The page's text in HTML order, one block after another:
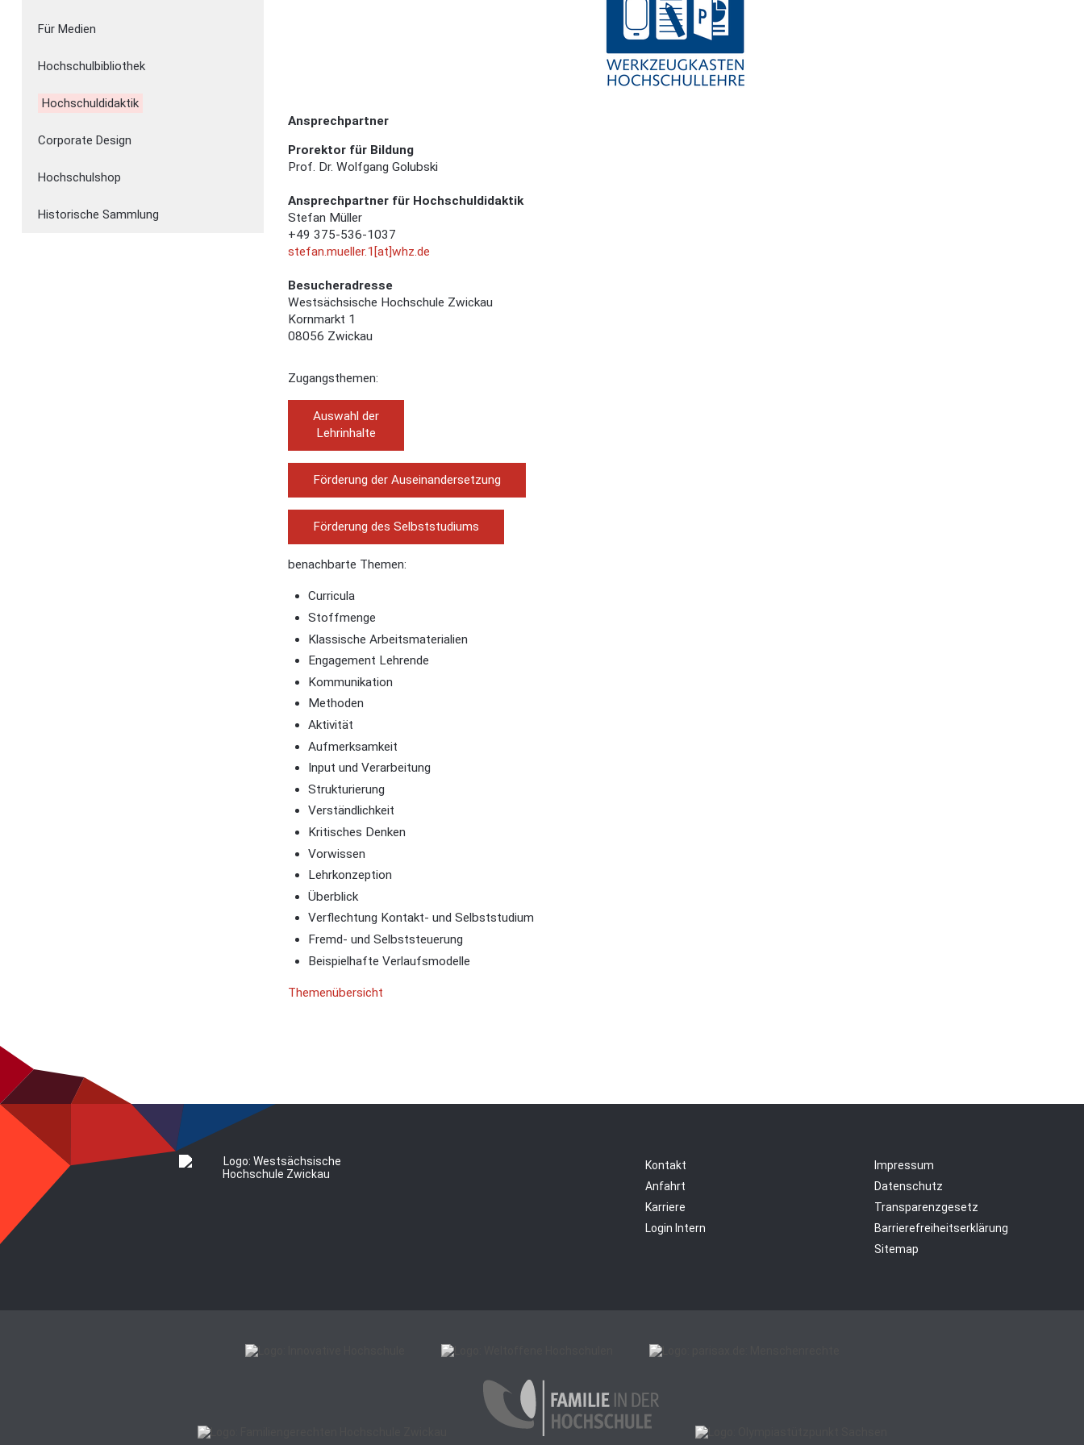
Für Medien
Hochschulbibliothek
Hochschuldidaktik
Corporate Design
Hochschulshop
Historische Sammlung
Ansprechpartner
Prorektor für Bildung
Prof. Dr. Wolfgang Golubski
Ansprechpartner für Hochschuldidaktik
Stefan Müller
+49 375-536-1037
stefan.mueller.1[at]whz.de
Besucheradresse
Westsächsische Hochschule Zwickau
Kornmarkt 1
08056 Zwickau
Zugangsthemen:
Auswahl der
Lehrinhalte
Förderung der Auseinandersetzung
Förderung des Selbststudiums
benachbarte Themen:
Curricula
Stoffmenge
Klassische Arbeitsmaterialien
Engagement Lehrende
Kommunikation
Methoden
Aktivität
Aufmerksamkeit
Input und Verarbeitung
Strukturierung
Verständlichkeit
Kritisches Denken
Vorwissen
Lehrkonzeption
Überblick
Verflechtung Kontakt- und Selbststudium
Fremd- und Selbststeuerung
Beispielhafte Verlaufsmodelle
Themenübersicht
Kontakt
Anfahrt
Karriere
Login Intern
Impressum
Datenschutz
Transparenzgesetz
Barrierefreiheitserklärung
Sitemap